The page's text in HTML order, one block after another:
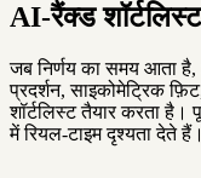
AI-रैंक्ड
जब निर्णय का समय आता है,
प्रदर्शन, साइकोमेट्रिक
शॉर्टलिस्ट तैयार करता है।
में रियल-टाइम दृश्यता देते हैं।